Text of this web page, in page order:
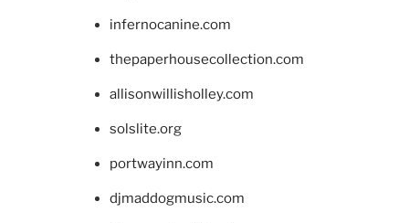
infernocanine.com
thepaperhousecollection.com
allisonwillisholley.com
solslite.org
portwayinn.com
djmaddogmusic.com